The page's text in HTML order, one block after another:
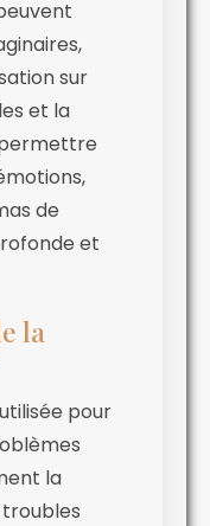
sur
et la
de
et
la
pour
la
troubles